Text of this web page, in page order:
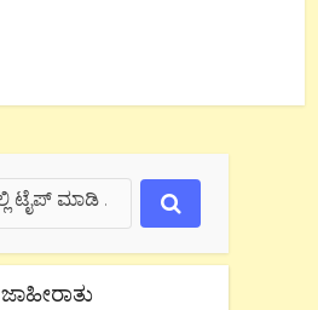
ಜಾಹೀರಾತು